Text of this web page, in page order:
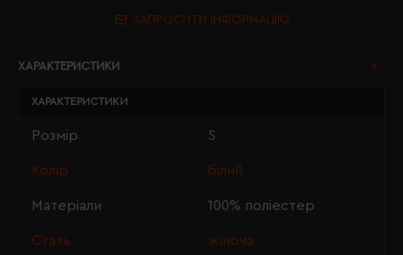
ЗАПРОСИТИ ІНФОРМАЦІЮ
ХАРАКТЕРИСТИКИ
ХАРАКТЕРИСТИКИ
Розмір S
Колір білий
Матеріали 100% поліестер
Стать жіноча